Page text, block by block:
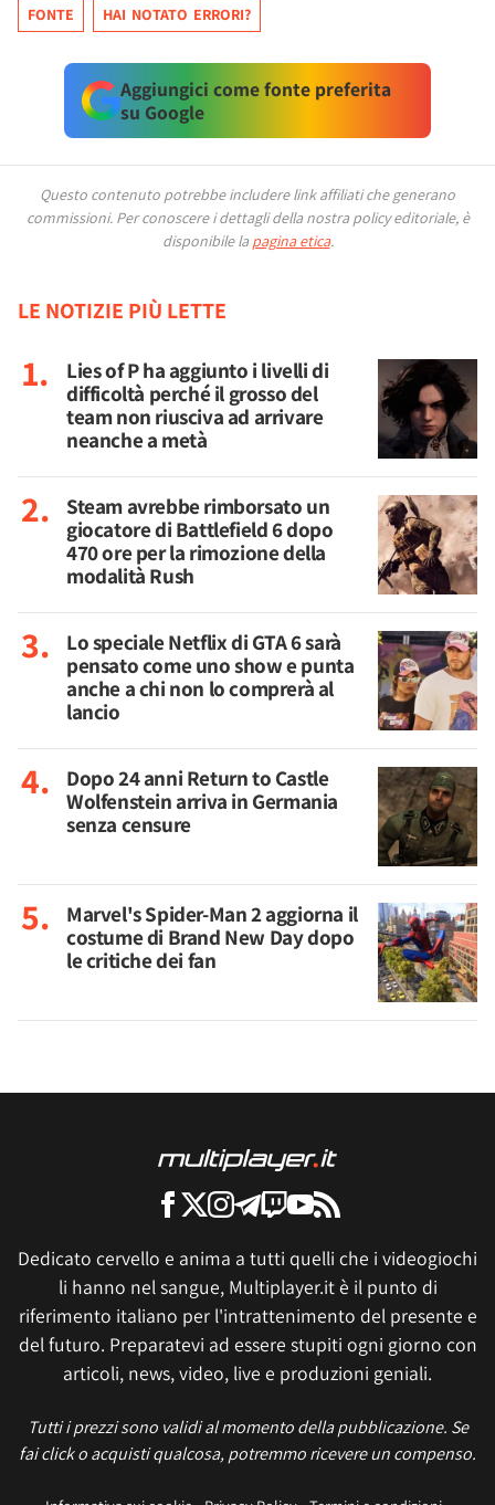
FONTE HAI NOTATO ERRORI?
Aggiungici come fonte preferita
su Google
Questo contenuto potrebbe includere link affiliati che generano
commissioni. Per conoscere i dettagli della nostra policy editoriale, è
disponibile la pagina etica.
LE NOTIZIE PIÙ LETTE
Lies of P ha aggiunto i livelli di
difficoltà perché il grosso del
team non riusciva ad arrivare
neanche a metà
Steam avrebbe rimborsato un
giocatore di Battlefield 6 dopo
470 ore per la rimozione della
modalità Rush
Lo speciale Netflix di GTA 6 sarà
pensato come uno show e punta
anche a chi non lo comprerà al
lancio
Dopo 24 anni Return to Castle
Wolfenstein arriva in Germania
senza censure
Marvel's Spider-Man 2 aggiorna il
costume di Brand New Day dopo
le critiche dei fan
Dedicato cervello e anima a tutti quelli che i videogiochi
li hanno nel sangue, Multiplayer.it è il punto di
riferimento italiano per l'intrattenimento del presente e
del futuro. Preparatevi ad essere stupiti ogni giorno con
articoli, news, video, live e produzioni geniali.
Tutti i prezzi sono validi al momento della pubblicazione. Se
fai click o acquisti qualcosa, potremmo ricevere un compenso.